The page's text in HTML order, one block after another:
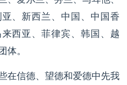
、新西兰、中国、中国香
西亚、菲律宾、韩国、越
体。
在信德、望德和爱德中先我